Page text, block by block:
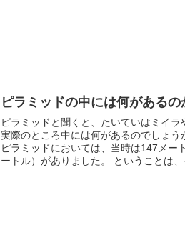
ピラミッドの中には何があるの
ピラミッドと聞くと、たいていはミイラ
実際のところ中には何があるのでしょ
ピラミッドにおいては、当時は147メー
ートル）がありました。 ということは、